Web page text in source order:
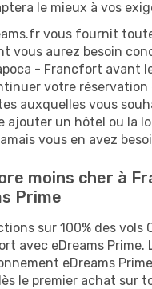
le mieux à vos
vous fournit
vous aurez besoin
- Francfort avant
votre réservation
auxquelles vous
ajouter un hôtel ou la
vous en avez
moins cher à
Prime
sur 100% des vols
avec eDreams Prime.
eDreams
le premier achat sur